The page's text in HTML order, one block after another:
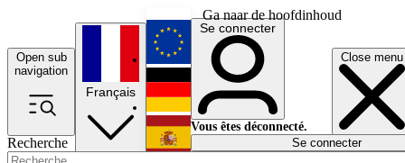
Ga naar de hoofdinhoud
Open sub
navigation
Close menu
Recherche
Français
English
Deutsch
Español
Se connecter
Vous êtes déconnecté.
Se connecter